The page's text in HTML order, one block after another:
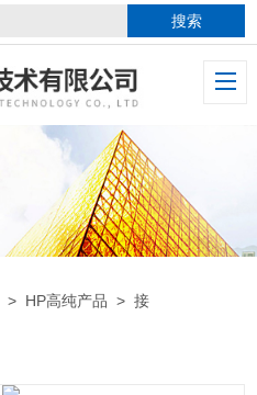
> HP高纯产品 >接